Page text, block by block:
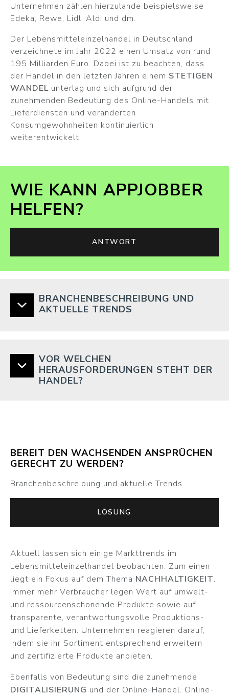
Unternehmen zählen hierzulande beispielsweise
Edeka, Rewe, Lidl, Aldi und dm.
Der Lebensmitteleinzelhandel in Deutschland
verzeichnete im Jahr 2022 einen Umsatz von rund
195 Milliarden Euro. Dabei ist zu beachten, dass
der Handel in den letzten Jahren einem STETIGEN
WANDEL unterlag und sich aufgrund der
zunehmenden Bedeutung des Online-Handels mit
Lieferdiensten und veränderten
Konsumgewohnheiten kontinuierlich
weiterentwickelt.
WIE KANN APPJOBBER
HELFEN?
ANTWORT
BRANCHENBESCHREIBUNG UND
AKTUELLE TRENDS
VOR WELCHEN
HERAUSFORDERUNGEN STEHT DER
HANDEL?
BEREIT DEN WACHSENDEN ANSPRÜCHEN
GERECHT ZU WERDEN?
Branchenbeschreibung und aktuelle Trends
LÖSUNG
Aktuell lassen sich einige Markttrends im
Lebensmitteleinzelhandel beobachten. Zum einen
liegt ein Fokus auf dem Thema NACHHALTIGKEIT.
Immer mehr Verbraucher legen Wert auf umwelt-
und ressourcenschonende Produkte sowie auf
transparente, verantwortungsvolle Produktions-
und Lieferketten. Unternehmen reagieren darauf,
indem sie ihr Sortiment entsprechend erweitern
und zertifizierte Produkte anbieten.
Ebenfalls von Bedeutung sind die zunehmende
DIGITALISIERUNG und der Online-Handel. Online-